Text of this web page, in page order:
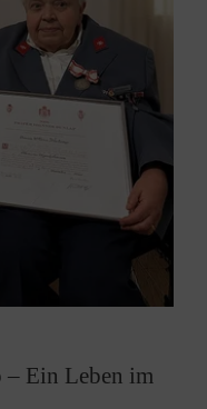
– Ein Leben im